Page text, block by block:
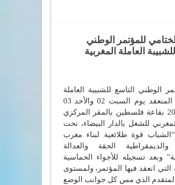
للشغل
مغلقة
الختامي للمؤتمر الوطني
العاملة المغربية
مغلقة
الوطني التاسع للشبيبة العاملة
المغربية المنعقد يوم السبت 02 والأحد 03
نونبر 2013 بقاعة فلسطين بالمقر المركزي
للشغل بالدار البيضاء، تحت
قوة طلائعية لبناء مغرب
والديمقراطية الحقة والعدالة
وبعد تسجيله للأجواء الحماسية
التي انعقد فيها المؤتمر، ولمستوى
الذي مس كل جوانب الوضع